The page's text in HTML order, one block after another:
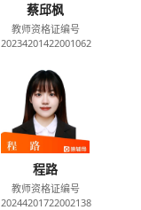
蔡邱枫
教师资格证编号
20234201422001062
程路
教师资格证编号
20244201722002138